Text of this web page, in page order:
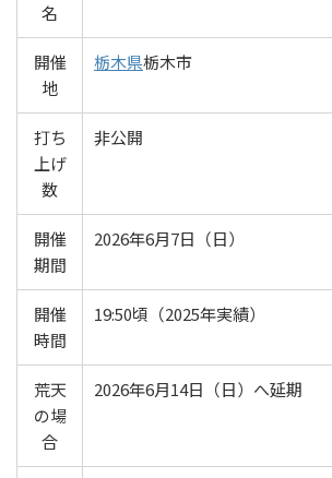
名
開催
地
栃木県栃木市
打ち
上げ
数
非公開
開催
期間
2026年6月7日（日）
開催
時間
19:50頃（2025年実績）
荒天
の場
合
2026年6月14日（日）へ延期